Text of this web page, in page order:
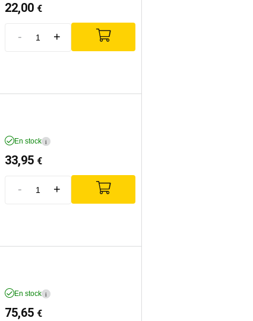
22,00 €
- +
En stock i
33,95 €
- +
En stock i
75,65 €